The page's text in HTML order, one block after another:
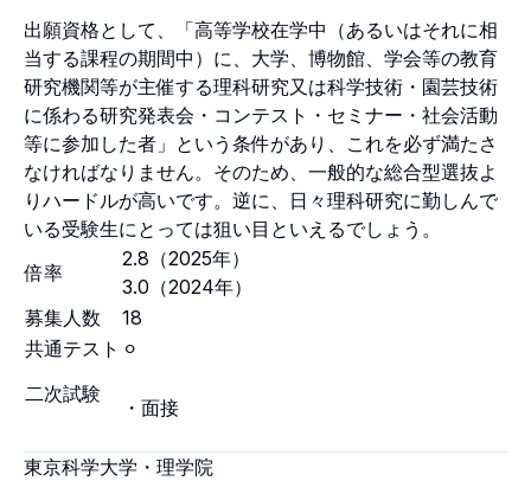
出願資格として、「高等学校在学中（あるいはそれに相
当する課程の期間中）に、大学、博物館、学会等の教育
研究機関等が主催する理科研究又は科学技術・園芸技術
に係わる研究発表会・コンテスト・セミナー・社会活動
等に参加した者」という条件があり、これを必ず満たさ
なければなりません。そのため、一般的な総合型選抜よ
りハードルが高いです。逆に、日々理科研究に勤しんで
いる受験生にとっては狙い目といえるでしょう。
倍率
2.8（2025年）
3.0（2024年）
募集人数
18
共通テスト ⚪︎
二次試験
・面接
東京科学大学・理学院